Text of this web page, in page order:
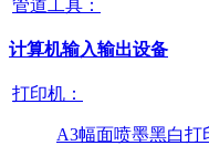
管道工具：
计算机输入输出设备
打印机：
A3幅面喷墨黑白打